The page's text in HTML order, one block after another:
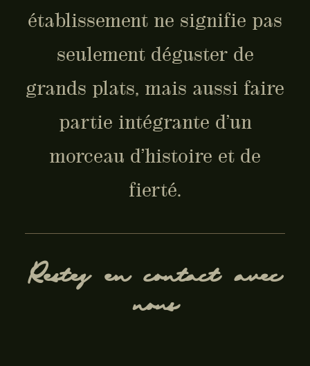
établissement ne signifie pas
seulement déguster de
grands plats, mais aussi faire
partie intégrante d’un
morceau d’histoire et de
fierté.
Restez en contact avec
nous